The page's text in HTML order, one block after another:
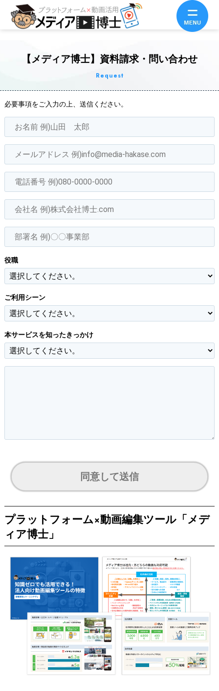
【メディア博士】資料請求・問い合わせ
Request
必要事項をご入力の上、送信ください。
役職
ご利用シーン
本サービスを知ったきっかけ
同意して送信
プラットフォーム×動画編集ツール「メデ
ィア博士」